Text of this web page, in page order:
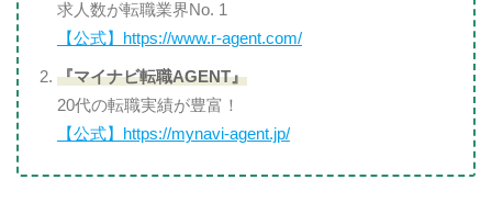
求人数が転職業界No. 1
【公式】https://www.r-agent.com/
『マイナビ転職AGENT』
20代の転職実績が豊富！
【公式】https://mynavi-agent.jp/